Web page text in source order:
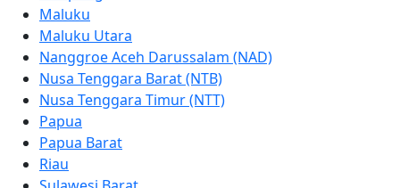
Maluku
Maluku Utara
Nanggroe Aceh Darussalam (NAD)
Nusa Tenggara Barat (NTB)
Nusa Tenggara Timur (NTT)
Papua
Papua Barat
Riau